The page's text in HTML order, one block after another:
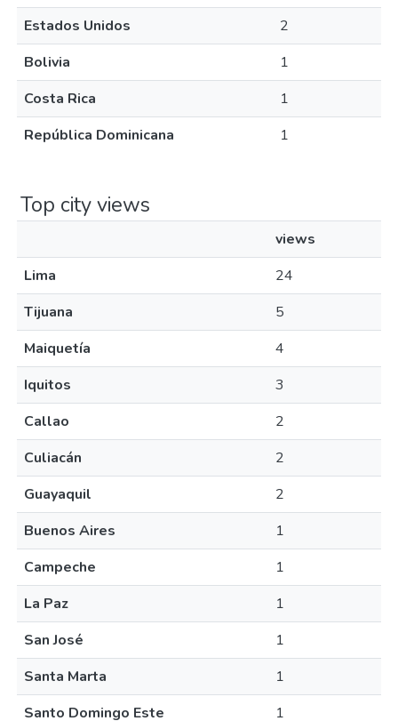
Estados Unidos
2
Bolivia
1
Costa Rica
1
República Dominicana
1
Top city views
views
Lima
24
Tijuana
5
Maiquetía
4
Iquitos
3
Callao
2
Culiacán
2
Guayaquil
2
Buenos Aires
1
Campeche
1
La Paz
1
San José
1
Santa Marta
1
Santo Domingo Este
1